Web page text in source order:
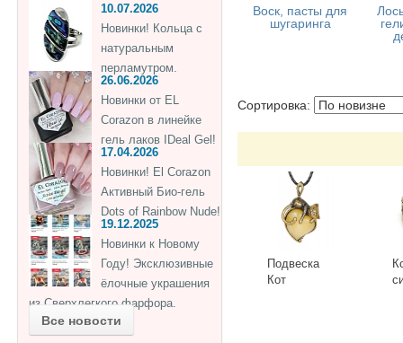
Воск, пасты для
шугаринга
Сортировка:
Подвеска
Кот
10.07.2026
Новинки! Кольца с
натуральным
перламутром.
26.06.2026
Новинки от EL
Corazon в линейке
гель лаков IDeal Gel!
17.04.2026
Новинки! El Corazon
Активный Био-гель
Dots of Rainbow Nude!
19.12.2025
Новинки к Новому
Году! Эксклюзивные
ёлочные украшения
из Сверхлегкого фарфора.
Все новости